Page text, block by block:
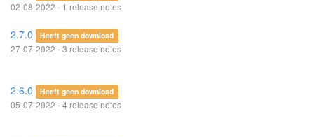
02-08-2022 - 1 release notes
2.7.0 Heeft geen download
27-07-2022 - 3 release notes
2.6.0 Heeft geen download
05-07-2022 - 4 release notes